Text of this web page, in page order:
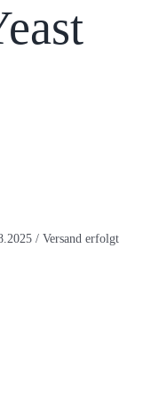
/ Versand erfolgt